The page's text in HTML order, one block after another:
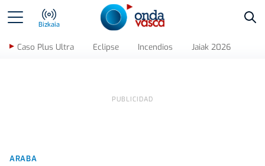
Bizkaia
Caso Plus Ultra Eclipse Incendios Jaiak 2026
ARABA